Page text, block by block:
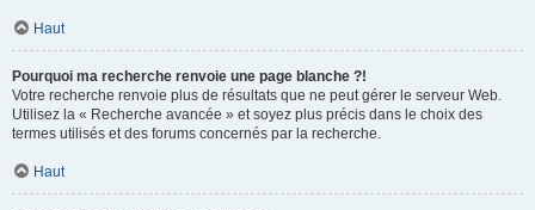
Haut
Pourquoi ma recherche renvoie une page blanche ?!
Votre recherche renvoie plus de résultats que ne peut gérer le serveur Web.
Utilisez la « Recherche avancée » et soyez plus précis dans le choix des
termes utilisés et des forums concernés par la recherche.
Haut